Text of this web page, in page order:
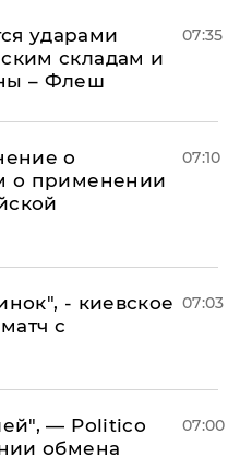
ударами
складам и
– Флеш
07:35
о
о применении
07:10
- киевское
с
07:03
— Politico
обмена
07:00